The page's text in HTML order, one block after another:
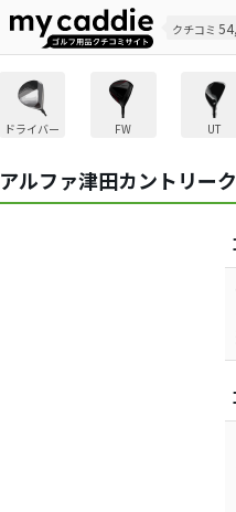
クチコミ
ドライバー FW UT
アルファ津田カントリー